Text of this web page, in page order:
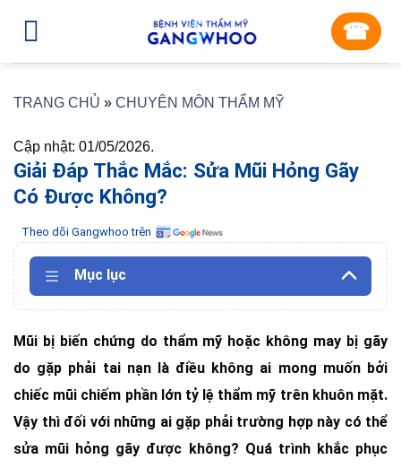
☎︎
TRANG CHỦ » CHUYÊN MÔN THẨM MỸ
Cập nhật: 01/05/2026.
Giải Đáp Thắc Mắc: Sửa Mũi Hỏng Gãy
Có Được Không?
Theo dõi Gangwhoo trên
Mục lục
Mũi bị biến chứng do thẩm mỹ hoặc không may bị gãy
do gặp phải tai nạn là điều không ai mong muốn bởi
chiếc mũi chiếm phần lớn tỷ lệ thẩm mỹ trên khuôn mặt.
Vậy thì đối với những ai gặp phải trường hợp này có thể
sửa mũi hỏng gãy được không? Quá trình khắc phục